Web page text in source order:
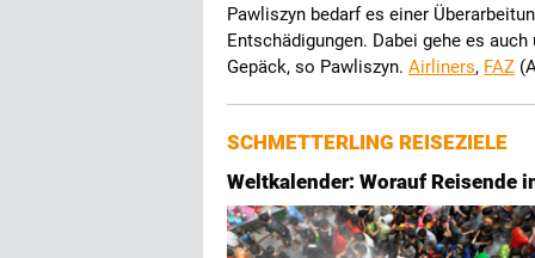
Pawliszyn bedarf es einer
Entschädigungen. Dabei gehe es
Gepäck, so Pawliszyn. Airliners, FAZ
SCHMETTERLING REISEZIELE
Weltkalender: Worauf Reisende